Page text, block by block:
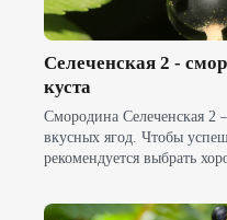
Селеченская 2 -
куста
Смородина Селеченская 2
вкусных ягод. Чтобы
рекомендуется выбрать